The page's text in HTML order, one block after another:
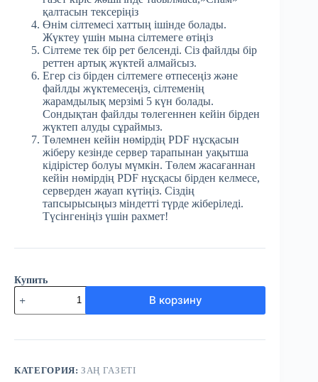
қалтасын тексеріңіз
Өнім сілтемесі хаттың ішінде болады.
Жүктеу үшін мына сілтемеге өтіңіз
Сілтеме тек бір рет белсенді. Сіз файлды бір
реттен артық жүктей алмайсыз.
Егер сіз бірден сілтемеге өтпесеңіз және
файлды жүктемесеңіз, сілтеменің
жарамдылық мерзімі 5 күн болады.
Сондықтан файлды төлегеннен кейін бірден
жүктеп алуды сұраймыз.
Төлемнен кейін нөмірдің PDF нұсқасын
жіберу кезінде сервер тарапынан уақытша
кідірістер болуы мүмкін. Төлем жасағаннан
кейін нөмірдің PDF нұсқасы бірден келмесе,
серверден жауап күтіңіз. Сіздің
тапсырысыңыз міндетті түрде жіберіледі.
Түсінгеніңіз үшін рахмет!
Купить
Количество
товара
№18
Заң
наурыз
В корзину
КАТЕГОРИЯ:ЗАҢ ГАЗЕТІ